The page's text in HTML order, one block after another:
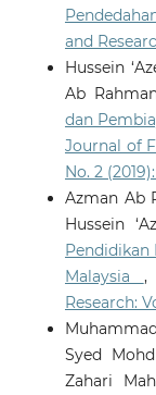
and
Hussein
Ab
dan
Journal of
No. 2
Azman Ab
Hussein
Pendidikan
Malaysia
Research:
Syed
Zahari